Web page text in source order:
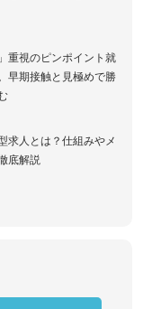
重視のピンポイント就
早期接触と見極めで勝
求人とは？仕組みやメ
底解説